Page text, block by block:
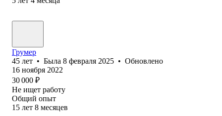
Грумер
45 лет • Была 8 февраля 2025 • Обновлено
16 ноября 2022
30 000 ₽
Не ищет работу
Общий опыт
15 лет 8 месяцев